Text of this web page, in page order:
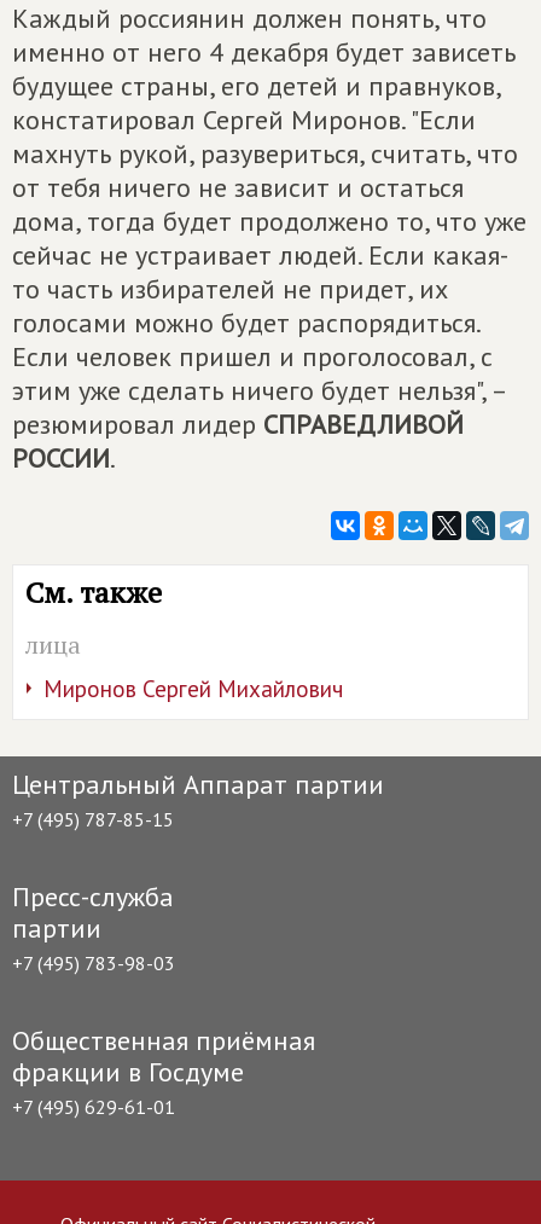
Каждый россиянин должен понять, что
именно от него 4 декабря будет зависеть
будущее страны, его детей и правнуков,
констатировал Сергей Миронов. "Если
махнуть рукой, разувериться, считать, что
от тебя ничего не зависит и остаться
дома, тогда будет продолжено то, что уже
сейчас не устраивает людей. Если какая-
то часть избирателей не придет, их
голосами можно будет распорядиться.
Если человек пришел и проголосовал, с
этим уже сделать ничего будет нельзя", –
резюмировал лидер СПРАВЕДЛИВОЙ
РОССИИ.
См. также
лица
Миронов Сергей Михайлович
Центральный Аппарат партии
+7 (495) 787-85-15
Пресс-служба
партии
+7 (495) 783-98-03
Общественная приёмная
фракции в Госдуме
+7 (495) 629-61-01